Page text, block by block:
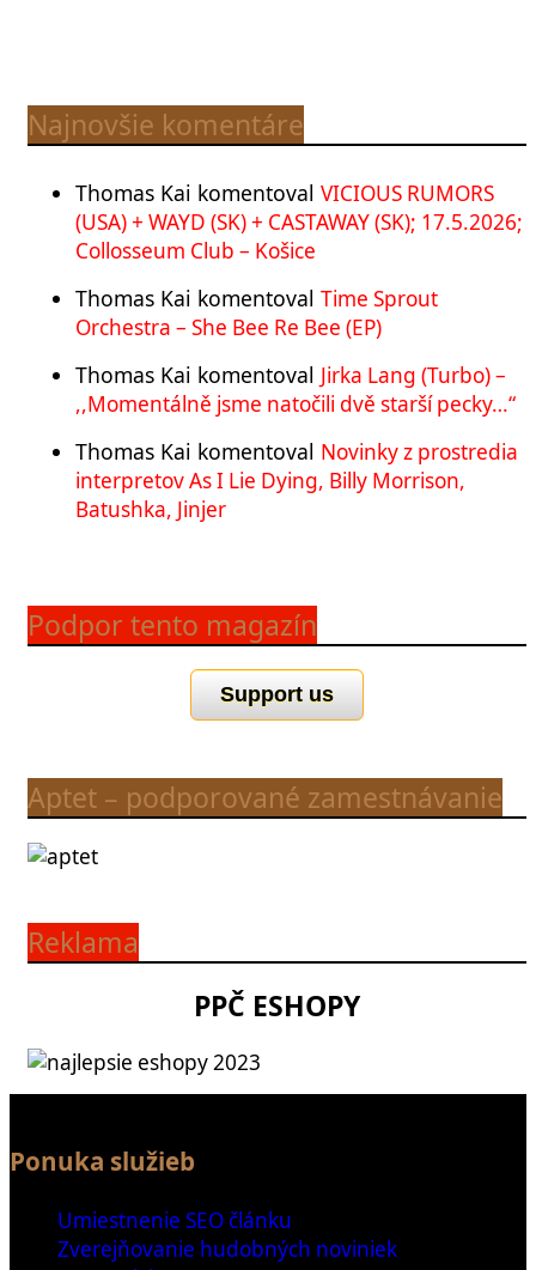
Najnovšie komentáre
Thomas Kai komentoval VICIOUS RUMORS
(USA) + WAYD (SK) + CASTAWAY (SK); 17.5.2026;
Collosseum Club – Košice
Thomas Kai komentoval Time Sprout
Orchestra – She Bee Re Bee (EP)
Thomas Kai komentoval Jirka Lang (Turbo) –
,,Momentálně jsme natočili dvě starší pecky…“
Thomas Kai komentoval Novinky z prostredia
interpretov As I Lie Dying, Billy Morrison,
Batushka, Jinjer
Podpor tento magazín
Support us
Aptet – podporované zamestnávanie
Reklama
PPČ ESHOPY
Ponuka služieb
Umiestnenie SEO článku
Zverejňovanie hudobných noviniek